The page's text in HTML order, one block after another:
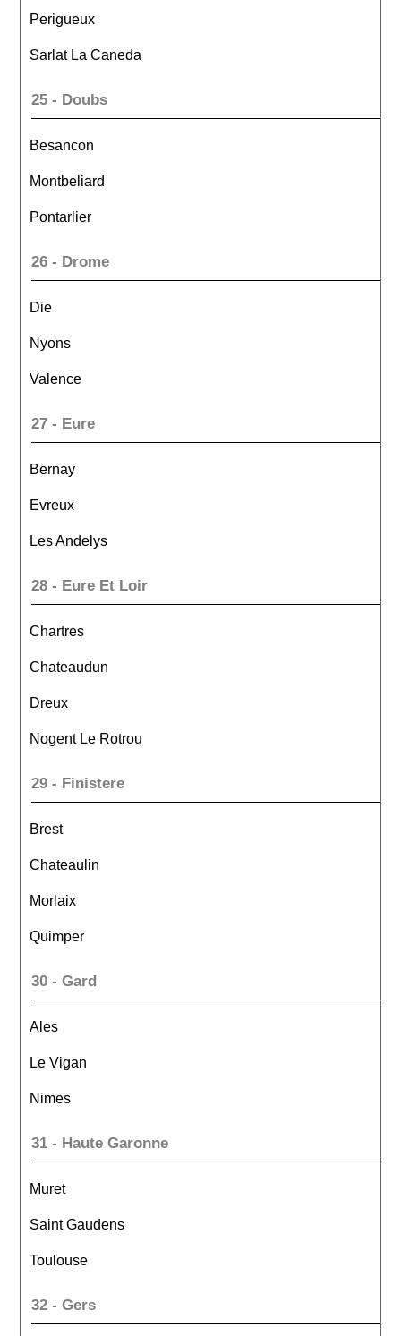
Perigueux
Sarlat La Caneda
25 - Doubs
Besancon
Montbeliard
Pontarlier
26 - Drome
Die
Nyons
Valence
27 - Eure
Bernay
Evreux
Les Andelys
28 - Eure Et Loir
Chartres
Chateaudun
Dreux
Nogent Le Rotrou
29 - Finistere
Brest
Chateaulin
Morlaix
Quimper
30 - Gard
Ales
Le Vigan
Nimes
31 - Haute Garonne
Muret
Saint Gaudens
Toulouse
32 - Gers